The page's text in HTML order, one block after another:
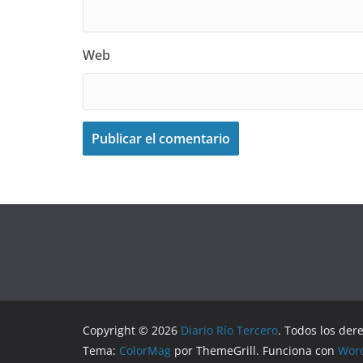
Web
Copyright © 2026 Diario Río Tercero. Todos los
Tema: ColorMag por ThemeGrill. Funciona con